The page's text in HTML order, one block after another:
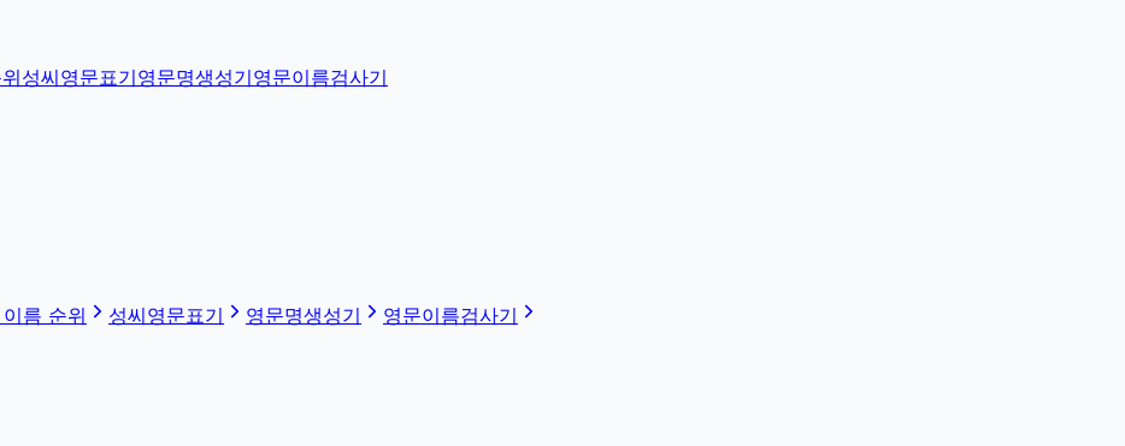
성씨영문표기영문명생성기영문이름검사기
름 순위 성씨영문표기 영문명생성기
영문이름검사기